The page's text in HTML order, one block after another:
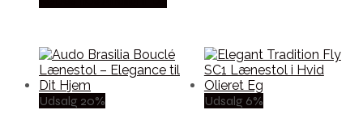
Udsalg 20% Udsalg 6%